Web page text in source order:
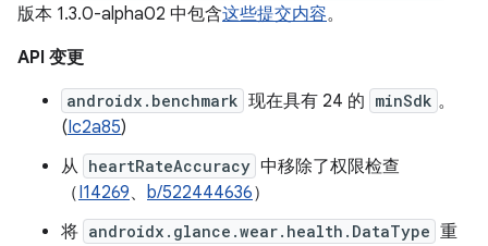
版本 1.3.0-alpha02 中包含这些提交内容。
API 变更
androidx.benchmark 现在具有 24 的 minSdk 。
(Ic2a85)
从 heartRateAccuracy 中移除了权限检查
（I14269、 b/522444636）
将 androidx.glance.wear.health.DataType 重